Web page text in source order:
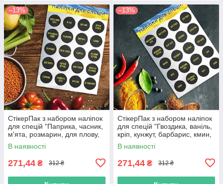
–13%
СтікерПак з набором наліпок
для спецій "Паприка, часник,
м'ята, розмарин, для плову,
суміш перців тощо".
В наявності
271,44 ₴ 312 ₴
–13%
СтікерПак з набором наліпок
для спецій "Гвоздика, ваніль,
кріп, кунжут, барбарис, кмин,
базилік, карі тощо".
В наявності
271,44 ₴ 312 ₴